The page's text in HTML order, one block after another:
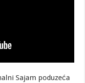
Sajam poduzeća